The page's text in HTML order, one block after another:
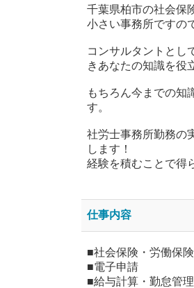
千葉県柏市の社会保
小さい事務所ですの
コンサルタントとし
きあなたの知識を役
もちろん今までの知
す。
社労士事務所勤務の
します！
経験を積むことで得
仕事内容
■社会保険・労働保
■電子申請
■給与計算・勤怠管理